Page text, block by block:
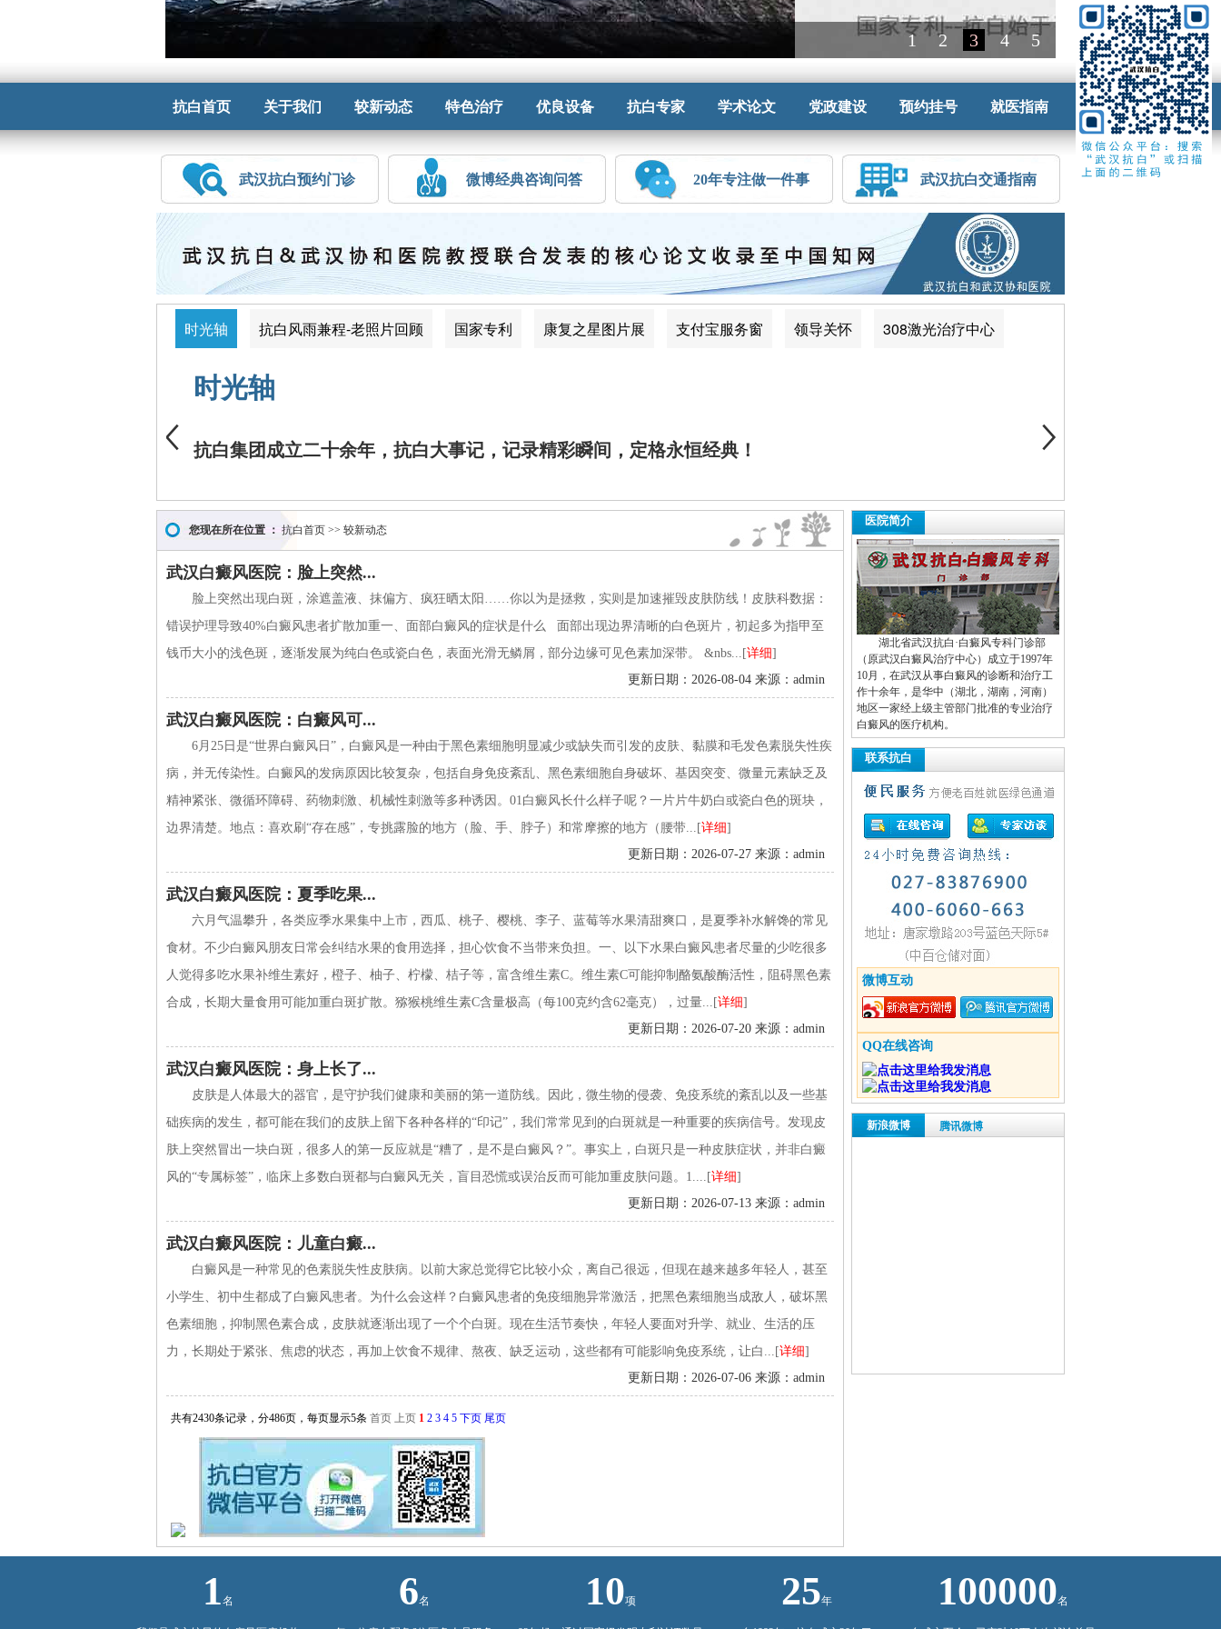
抗白首页 关于我们 较新动态 特色治疗 优良设备 抗白专家 学术论文 党政建设 预约挂号 就医指南
武汉抗白预约门诊 微博经典咨询问答 20年专注做一件事 武汉抗白交通指南
您现在所在位置 ： 抗白首页 >> 较新动态
武汉白癜风医院：脸上突然...
脸上突然出现白斑，涂遮盖液、抹偏方、疯狂晒太阳……你以为是拯救，实则是‌加速摧毁皮肤防线‌！皮肤科数据：‌
错误护理导致40%白癜风患者扩散加重‌一、面部白癜风的症状是什么 面部出现边界清晰的白色斑片，初起多为指甲至
钱币大小的浅色斑，逐渐发展为纯白色或瓷白色，表面光滑无鳞屑，部分边缘可见色素加深带。 &nbs...[详细]
更新日期：2026-08-04 来源：admin
武汉白癜风医院：白癜风可...
6月25日是“世界白癜风日”，白癜风是一种由于黑色素细胞明显减少或缺失而引发的皮肤、黏膜和毛发色素脱失性疾
病，并无传染性。白癜风的发病原因比较复杂，包括自身免疫紊乱、黑色素细胞自身破坏、基因突变、微量元素缺乏及
精神紧张、微循环障碍、药物刺激、机械性刺激等多种诱因。01白癜风长什么样子呢？一片片牛奶白或瓷白色的斑块，
边界清楚。地点：喜欢刷“存在感”，专挑露脸的地方（脸、手、脖子）和常摩擦的地方（腰带...[详细]
更新日期：2026-07-27 来源：admin
武汉白癜风医院：夏季吃果...
六月气温攀升，各类应季水果集中上市，西瓜、桃子、樱桃、李子、蓝莓等水果清甜爽口，是夏季补水解馋的常见
食材。不少白癜风朋友日常会纠结水果的食用选择，担心饮食不当带来负担。一、以下水果白癜风患者尽量的少吃很多
人觉得多吃水果补维生素好，橙子、柚子、柠檬、桔子等，富含维生素C。维生素C可能抑制酪氨酸酶活性，阻碍黑色素
合成，长期大量食用可能加重白斑扩散。猕猴桃维生素C含量极高（每100克约含62毫克），过量...[详细]
更新日期：2026-07-20 来源：admin
武汉白癜风医院：身上长了...
皮肤是人体最大的器官，是守护我们健康和美丽的第一道防线。因此，微生物的侵袭、免疫系统的紊乱以及一些基
础疾病的发生，都可能在我们的皮肤上留下各种各样的“印记”，我们常常见到的白斑就是一种重要的疾病信号。发现皮
肤上突然冒出一块白斑，很多人的第一反应就是“糟了，是不是白癜风？”。事实上，白斑只是一种皮肤症状，并非白癜
风的“专属标签”，临床上多数白斑都与白癜风无关，盲目恐慌或误治反而可能加重皮肤问题。1....[详细]
更新日期：2026-07-13 来源：admin
武汉白癜风医院：儿童白癜...
白癜风是一种常见的色素脱失性皮肤病。以前大家总觉得它比较小众，离自己很远，但现在越来越多年轻人，甚至
小学生、初中生都成了白癜风患者。为什么会这样？白癜风患者的免疫细胞异常激活，把黑色素细胞当成敌人，破坏黑
色素细胞，抑制黑色素合成，皮肤就逐渐出现了一个个白斑。现在生活节奏快，年轻人要面对升学、就业、生活的压
力，长期处于紧张、焦虑的状态，再加上饮食不规律、熬夜、缺乏运动，这些都有可能影响免疫系统，让白...[详细]
更新日期：2026-07-06 来源：admin
共有2430条记录，分486页，每页显示5条 首页 上页 1 2 3 4 5 下页 尾页
医院简介
湖北省武汉抗白·白癜风专科门诊部
（原武汉白癜风治疗中心）成立于1997年
10月，在武汉从事白癜风的诊断和治疗工
作十余年，是华中（湖北，湖南，河南）
地区一家经上级主管部门批准的专业治疗
白癜风的医疗机构。
联系抗白
微博互动
QQ在线咨询
新浪微博 腾讯微博
1名 6名 10项 25年 100000名